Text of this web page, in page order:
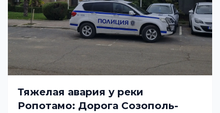
Тяжелая авария у реки
Ропотамо: Дорога Созополь-